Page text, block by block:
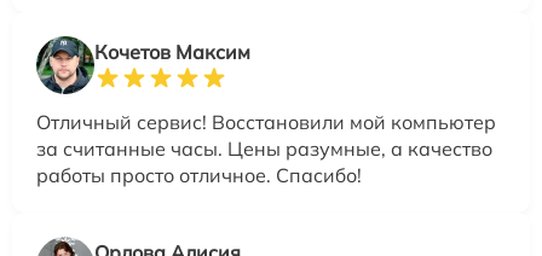
Кочетов Максим
Отличный сервис! Восстановили мой компьютер
за считанные часы. Цены разумные, а качество
работы просто отличное. Спасибо!